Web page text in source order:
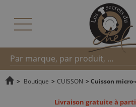
Recherche
> Boutique > CUISSON > Cuisson
Livraison gratuite à